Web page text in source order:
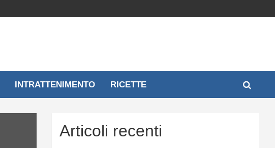
INTRATTENIMENTO RICETTE
Articoli recenti